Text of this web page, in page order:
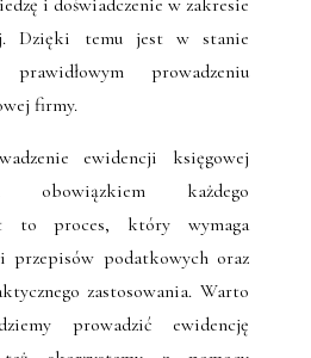
i doświadczenie w zakresie
Dzięki temu jest w stanie
prowadzeniu
firmy.
ewidencji księgowej
obowiązkiem każdego
to proces, który wymaga
przepisów podatkowych oraz
zastosowania. Warto
prowadzić ewidencję